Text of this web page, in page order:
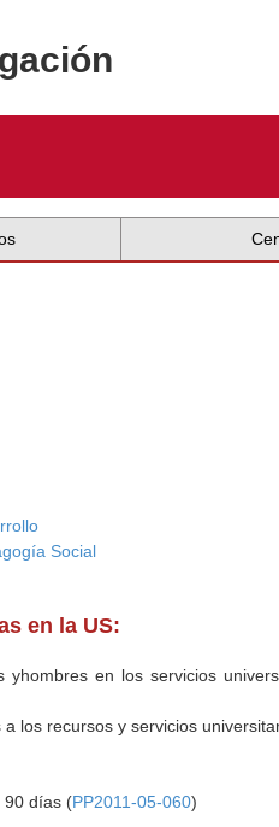
Social
en la US:
en los servicios
los recursos y servicios
90 días (PP2011-05-060)